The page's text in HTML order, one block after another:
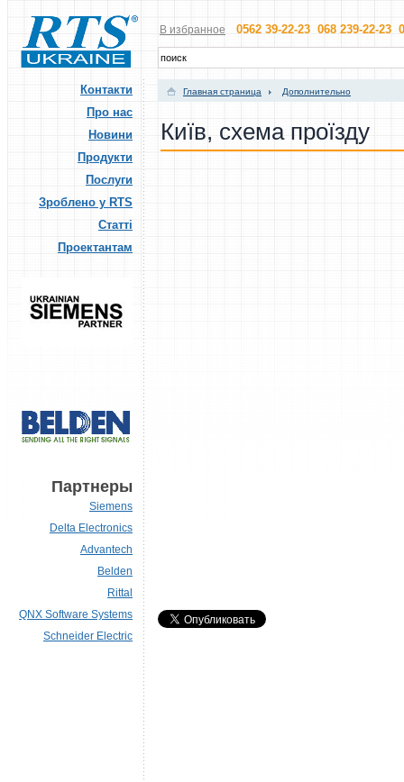
В избранное 0562 39-22-23 068 239-22-23
Контакти
Про нас
Новини
Продукти
Послуги
Зроблено у RTS
Статті
Проектантам
Партнеры
Siemens
Delta Electronics
Advantech
Belden
Rittal
QNX Software Systems
Schneider Electric
Главная страница Дополнительно
Київ, схема проїзду